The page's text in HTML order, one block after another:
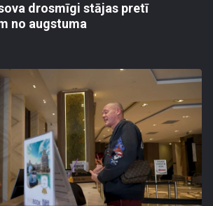
drosmīgi stājas pretī
no augstuma